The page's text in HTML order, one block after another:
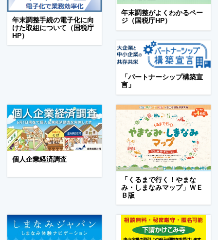
年末調整手続の電子化に向
けた取組について（国税庁
HP）
年末調整がよくわかるペー
ジ（国税庁HP）
「パートナーシップ構築宣
言」
個人企業経済調査
「くるまで行く！やまな
み・しまなみマップ」ＷＥ
Ｂ版